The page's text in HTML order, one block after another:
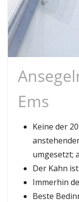
Ems
Keine der
umgesetzt;
Der Kahn
Immerhin
Beste